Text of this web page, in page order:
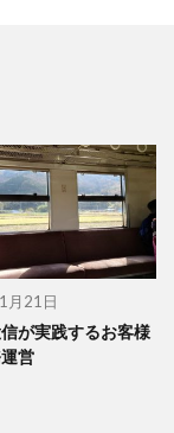
月21日
が実践するお客様
営